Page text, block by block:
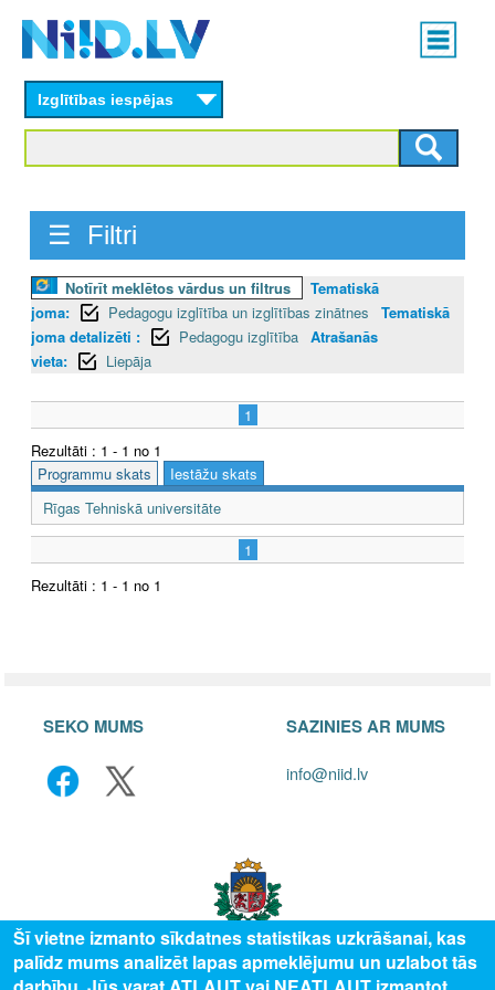
content
Main
menu
Izglītības iespējas
☰ Filtri
Notīrīt meklētos vārdus un filtrus
Tematiskā
joma:
Pedagogu izglītība un izglītības zinātnes
Tematiskā
joma detalizēti :
Pedagogu izglītība Atrašanās
vieta:
Liepāja
1
Rezultāti : 1 - 1 no 1
Programmu skats
Iestāžu skats
Rīgas Tehniskā universitāte
1
Rezultāti : 1 - 1 no 1
SEKO MUMS SAZINIES AR MUMS
info@niid.lv
Šī vietne izmanto sīkdatnes statistikas uzkrāšanai, kas
palīdz mums analizēt lapas apmeklējumu un uzlabot tās